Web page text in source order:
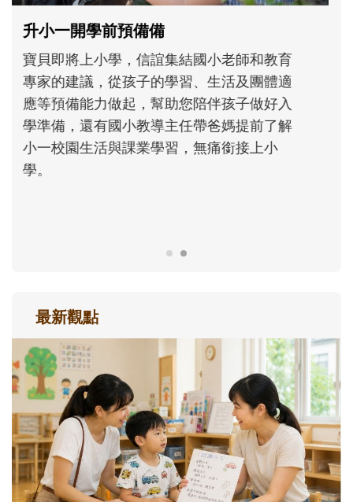
和孩子一起長大的那個男人│讀懂父親的
不同模樣
沒有人天生就擅長當爸爸！男人總是在一次
次「前所未有」的體驗中，跟著孩子一起長
大。從給予安全感的肢體遊戲，到獨立自
主、角色認同及解決問題的能力養成。爸爸
正嘗試用不同的模樣，參與孩子每個重要的
最新觀點